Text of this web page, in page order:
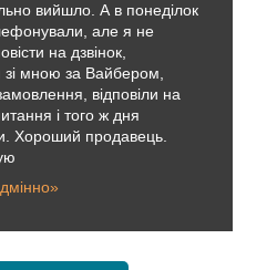
вийшло. А в понеділок
але я не
на дзвінок,
зі мною за Вайбером,
відповіли на
і того ж дня
Хороший продавець.